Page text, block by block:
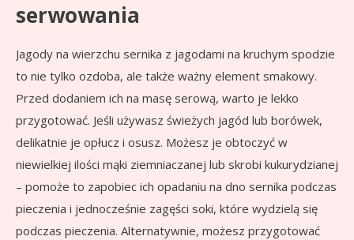
serwowania
Jagody na wierzchu sernika z jagodami na kruchym spodzie
to nie tylko ozdoba, ale także ważny element smakowy.
Przed dodaniem ich na masę serową, warto je lekko
przygotować. Jeśli używasz świeżych jagód lub borówek,
delikatnie je opłucz i osusz. Możesz je obtoczyć w
niewielkiej ilości mąki ziemniaczanej lub skrobi kukurydzianej
– pomoże to zapobiec ich opadaniu na dno sernika podczas
pieczenia i jednocześnie zagęści soki, które wydzielą się
podczas pieczenia. Alternatywnie, możesz przygotować